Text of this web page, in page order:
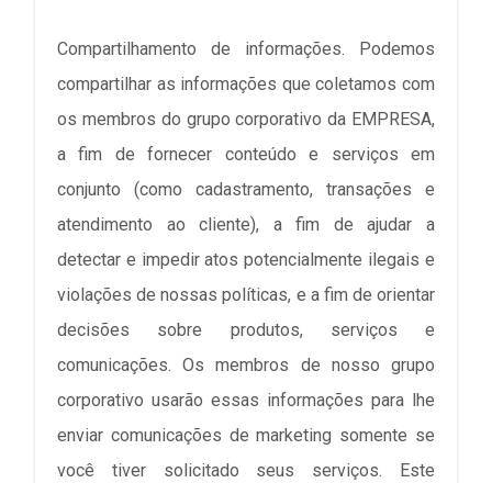
Compartilhamento de informações. Podemos
compartilhar as informações que coletamos com
os membros do grupo corporativo da EMPRESA,
a fim de fornecer conteúdo e serviços em
conjunto (como cadastramento, transações e
atendimento ao cliente), a fim de ajudar a
detectar e impedir atos potencialmente ilegais e
violações de nossas políticas, e a fim de orientar
decisões sobre produtos, serviços e
comunicações. Os membros de nosso grupo
corporativo usarão essas informações para lhe
enviar comunicações de marketing somente se
você tiver solicitado seus serviços. Este